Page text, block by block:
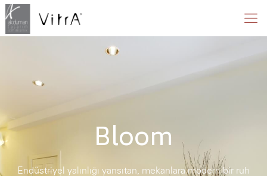
Bloom
Endüstriyel yalınlığı yansıtan, mekanlara modern bir ruh